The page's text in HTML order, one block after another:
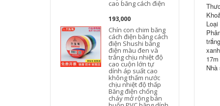
cao băng cách điện
193,000
Chín con chim băng
cách điện băng cách
điện Shushi băng
điện màu đen và
trắng chịu nhiệt độ
cao cuộn lớn tự
dính áp suất cao
không thấm nước
chịu nhiệt độ thấp
Băng điện chống
cháy mở rộng bán